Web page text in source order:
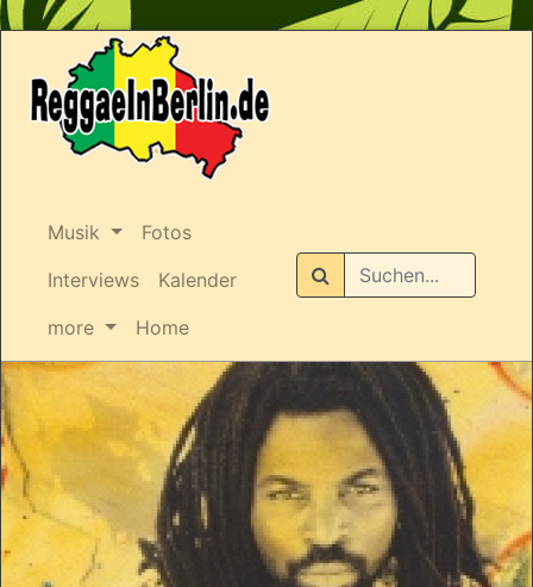
Musik
Fotos
Interviews
Kalender
more
Home
Suchen